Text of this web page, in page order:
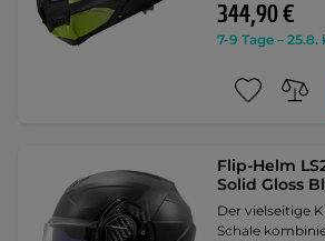
344,90 €
7-9 Tage –
Flip-Helm
Solid Gloss
Der vielseitige
Schale